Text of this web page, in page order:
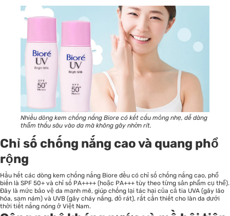
Nhiều dòng kem chống nắng Biore có kết cấu mỏng nhẹ, dễ dàng
thẩm thấu sâu vào da mà không gây nhờn rít.
Chỉ số chống nắng cao và quang phổ
rộng
Hầu hết các dòng kem chống nắng Biore đều có chỉ số chống nắng cao, phổ
biến là SPF 50+ và chỉ số PA++++ (hoặc PA+++ tùy theo từng sản phẩm cụ thể).
Đây là mức bảo vệ da mạnh mẽ, giúp chống lại tác hại của cả tia UVA (gây lão
hóa, sạm nám) và UVB (gây cháy nắng, đỏ rát), rất cần thiết cho làn da dưới
thời tiết nắng nóng ở Việt Nam.